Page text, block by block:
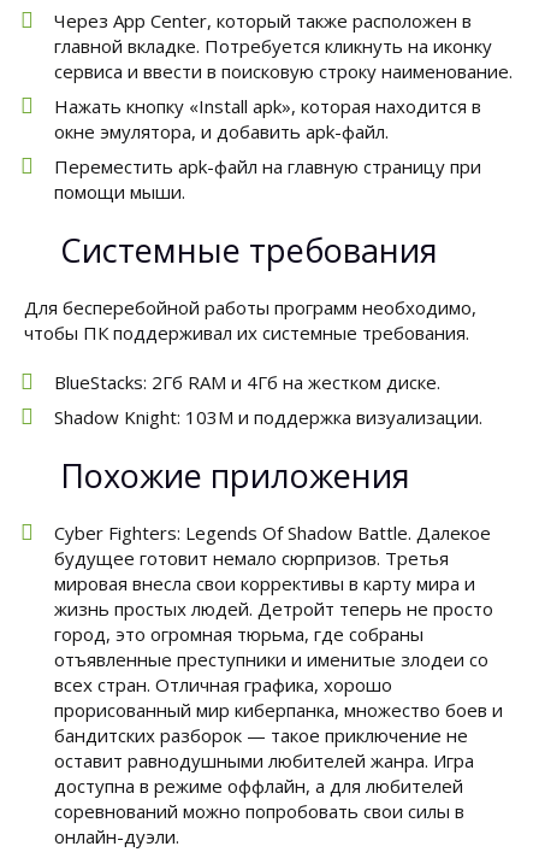
Через App Center, который также расположен в
главной вкладке. Потребуется кликнуть на иконку
сервиса и ввести в поисковую строку наименование.
Нажать кнопку «Install apk», которая находится в
окне эмулятора, и добавить apk-файл.
Переместить apk-файл на главную страницу при
помощи мыши.
Системные требования
Для бесперебойной работы программ необходимо,
чтобы ПК поддерживал их системные требования.
BlueStacks: 2Гб RAM и 4Гб на жестком диске.
Shadow Knight: 103M и поддержка визуализации.
Похожие приложения
Cyber Fighters: Legends Of Shadow Battle. Далекое
будущее готовит немало сюрпризов. Третья
мировая внесла свои коррективы в карту мира и
жизнь простых людей. Детройт теперь не просто
город, это огромная тюрьма, где собраны
отъявленные преступники и именитые злодеи со
всех стран. Отличная графика, хорошо
прорисованный мир киберпанка, множество боев и
бандитских разборок — такое приключение не
оставит равнодушными любителей жанра. Игра
доступна в режиме оффлайн, а для любителей
соревнований можно попробовать свои силы в
онлайн-дуэли.